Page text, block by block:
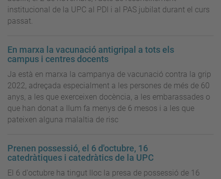
institucional de la UPC al PDI i al PAS jubilat durant el curs
passat.
En marxa la vacunació antigripal a tots els
campus i centres docents
Ja està en marxa la campanya de vacunació contra la grip
2022, adreçada especialment a les persones de més de 60
anys, a les que exerceixen docència, a les embarassades o
que han donat a llum fa menys de 6 mesos i a les que
pateixen alguna malaltia de risc
Prenen possessió, el 6 d'octubre, 16
catedràtiques i catedràtics de la UPC
El 6 d'octubre ha tingut lloc la presa de possessió de 16